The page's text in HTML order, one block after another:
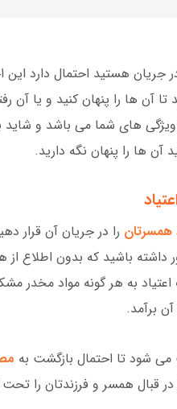
هستید احتمال دارد این
تا آن ها را پنهان کنید و یا آن
ویژگی های شما می باشد و شاید
ها را پنهان نگه دارید.
همسرتان را در جریان آن قرار
داشته باشید که بدون اطلاع از
اعتیاد به هر گونه مواد
برآمد.
شود تا احتمال بازگشت به
قبال همسر و فرزندتان را تحت